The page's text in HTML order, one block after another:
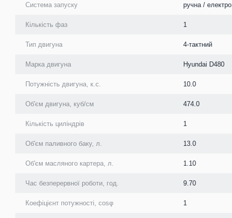
Система запуску ручна / електро
Кількість фаз 1
Тип двигуна 4-тактний
Марка двигуна Hyundai D480
Потужність двигуна, к.с. 10.0
Об'єм двигуна, куб/см 474.0
Кількість циліндрів 1
Об'єм паливного баку, л. 13.0
Об'єм масляного картера, л. 1.10
Час безперервної роботи, год. 9.70
Коефіцієнт потужності, cosφ 1